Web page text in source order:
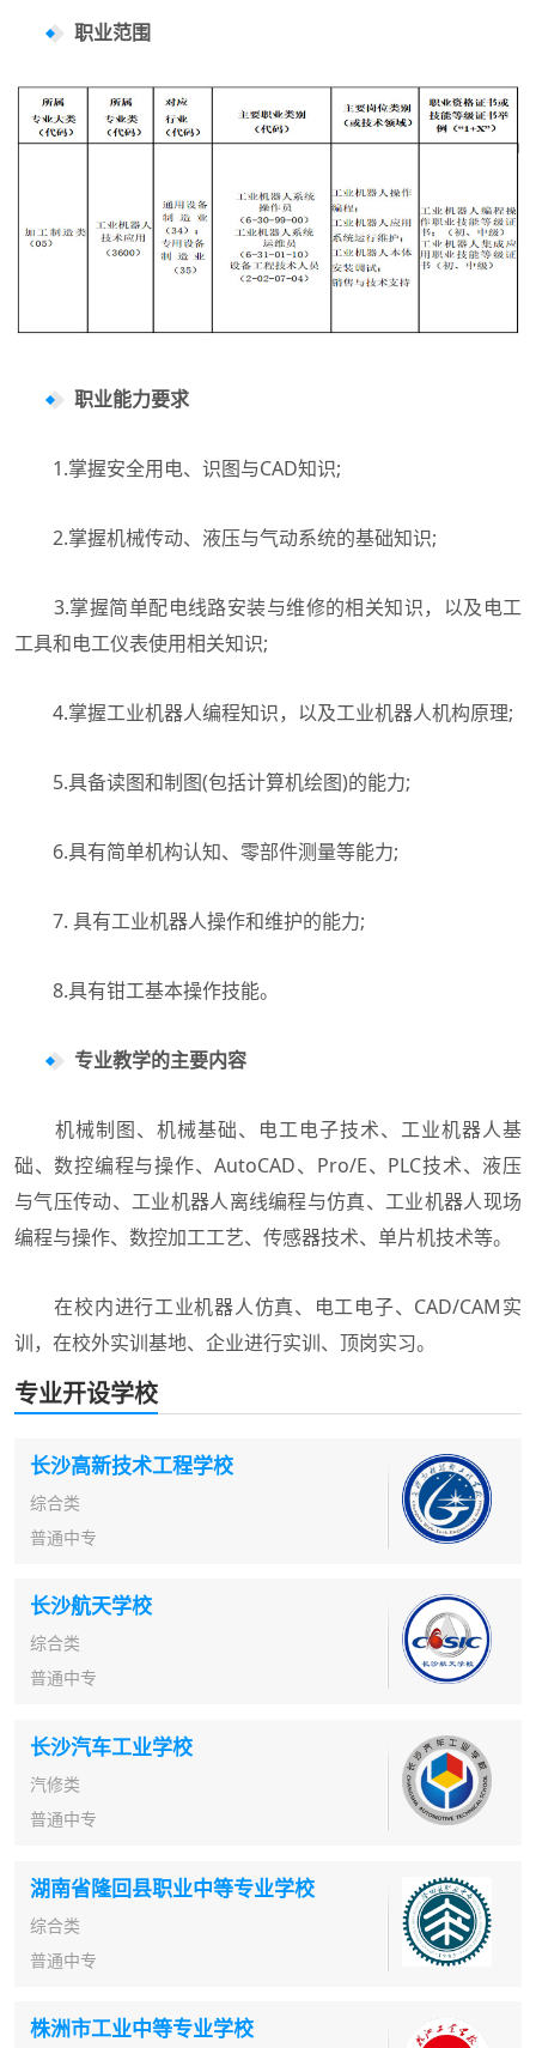
职业范围
职业能力要求
1.掌握安全用电、识图与CAD知识;
2.掌握机械传动、液压与气动系统的基础知识;
3.掌握简单配电线路安装与维修的相关知识，以及电工
工具和电工仪表使用相关知识;
4.掌握工业机器人编程知识，以及工业机器人机构原理;
5.具备读图和制图(包括计算机绘图)的能力;
6.具有简单机构认知、零部件测量等能力;
7. 具有工业机器人操作和维护的能力;
8.具有钳工基本操作技能。
专业教学的主要内容
机械制图、机械基础、电工电子技术、工业机器人基
础、数控编程与操作、AutoCAD、Pro/E、PLC技术、液压
与气压传动、工业机器人离线编程与仿真、工业机器人现场
编程与操作、数控加工工艺、传感器技术、单片机技术等。
在校内进行工业机器人仿真、电工电子、CAD/CAM实
训，在校外实训基地、企业进行实训、顶岗实习。
专业开设学校
长沙高新技术工程学校
综合类
普通中专
长沙航天学校
综合类
普通中专
长沙汽车工业学校
汽修类
普通中专
湖南省隆回县职业中等专业学校
综合类
普通中专
株洲市工业中等专业学校